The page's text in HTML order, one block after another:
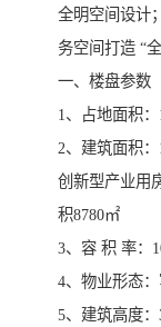
全明空间设计
务空间打造 “
一、楼盘参数
1、占地面积：
2、建筑面积：
创新型产业用
积8780㎡
3、容 积 率：
4、物业形态
5、建筑高度：